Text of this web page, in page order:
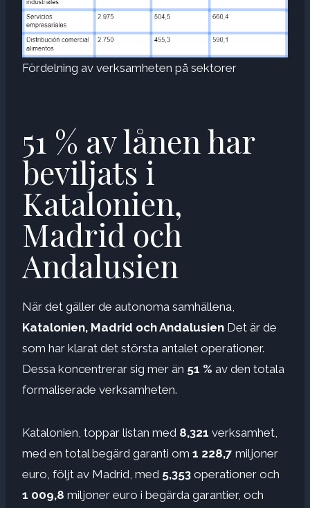
Fördelning av verksamheten på sektorer
51 % av lånen har
beviljats ​​i
Katalonien,
Madrid och
Andalusien
När det gäller de autonoma samhällena,
Katalonien, Madrid och Andalusien Det är de
som har klarat det största antalet operationer.
Dessa koncentrerar sig mer än 51 % av den totala
formaliserade verksamheten.
Katalonien, toppar listan med 8,321 verksamhet,
med en total begärd garanti om 1 228,7 miljoner
euro, följt av Madrid, med 5,353 operationer och
1 009,8 miljoner euro i begärda garantier, och